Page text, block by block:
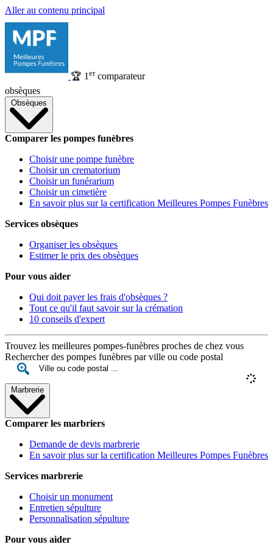
Aller au contenu principal
🏆 1 ercomparateur
obsèques
Obsèques
Comparer les pompes funèbres
Choisir une pompe funèbre
Choisir un crematorium
Choisir un funérarium
Choisir un cimetière
En savoir plus sur la certification Meilleures Pompes Funèbres
Services obsèques
Organiser les obsèques
Estimer le prix des obsèques
Pour vous aider
Qui doit payer les frais d'obsèques ?
Tout ce qu'il faut savoir sur la crémation
10 conseils d'expert
Trouvez les meilleures pompes-funèbres proches de chez vous
Rechercher des pompes funèbres par ville ou code postal
Marbrerie
Comparer les marbriers
Demande de devis marbrerie
En savoir plus sur la certification Meilleures Pompes Funèbres
Services marbrerie
Choisir un monument
Entretien sépulture
Personnalisation sépulture
Pour vous aider